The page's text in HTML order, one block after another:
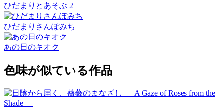
ひだまりとあそぶ 2
ひだまりさんぽみち
あの日のキオク
色味が似ている作品